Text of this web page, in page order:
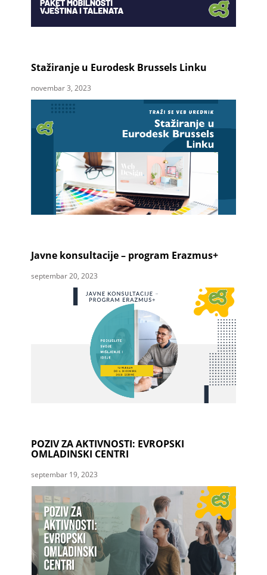
Stažiranje u Eurodesk Brussels Linku
novembar 3, 2023
Javne konsultacije – program Erazmus+
septembar 20, 2023
POZIV ZA AKTIVNOSTI: EVROPSKI
OMLADINSKI CENTRI
septembar 19, 2023